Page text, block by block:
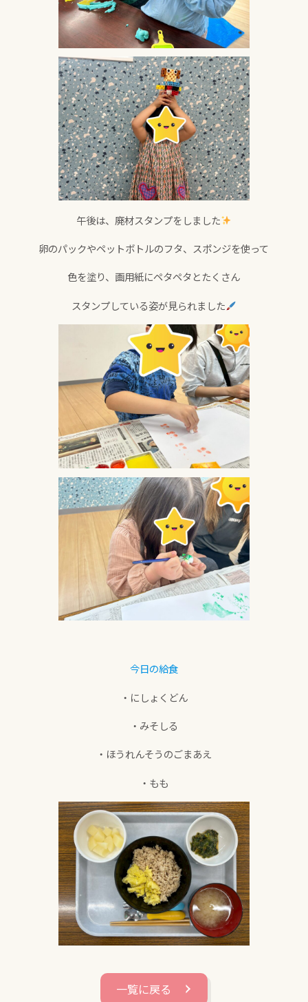
午後は、廃材スタンプをしました
卵のパックやペットボトルのフタ、スポンジを使って
色を塗り、画用紙にペタペタとたくさん
スタンプしている姿が見られました
今日の給食
・にしょくどん
・みそしる
・ほうれんそうのごまあえ
・もも
一覧に戻る